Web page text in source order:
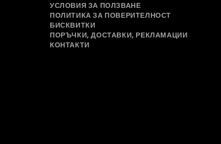
УСЛОВИЯ ЗА ПОЛЗВАНЕ
ПОЛИТИКА ЗА ПОВЕРИТЕЛНОСТ
БИСКВИТКИ
ПОРЪЧКИ, ДОСТАВКИ, РЕКЛАМАЦИИ
КОНТАКТИ